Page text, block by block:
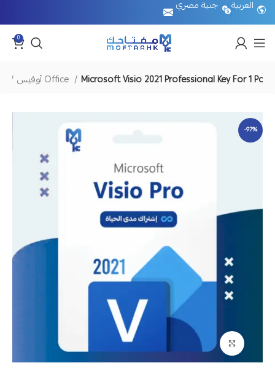
العربية جنية مصري
0
أوفيس Office Microsoft Visio 2021 Professional Key For 1 Pc
-97%
Click to enlarge